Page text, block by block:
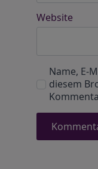
Website
Name, E-
diesem